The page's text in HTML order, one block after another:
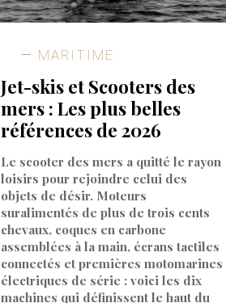
MARITIME
Jet-skis et Scooters des
mers : Les plus belles
références de 2026
Le scooter des mers a quitté le rayon
loisirs pour rejoindre celui des
objets de désir. Moteurs
suralimentés de plus de trois cents
chevaux, coques en carbone
assemblées à la main, écrans tactiles
connectés et premières motomarines
électriques de série : voici les dix
machines qui définissent le haut du